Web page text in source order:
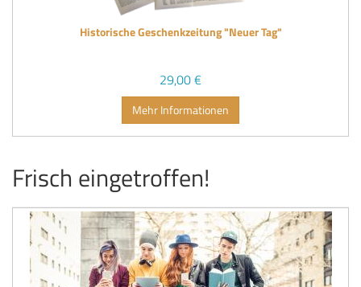
Historische Geschenkzeitung "Neuer Tag"
29,00 €
Mehr Informationen
Frisch eingetroffen!